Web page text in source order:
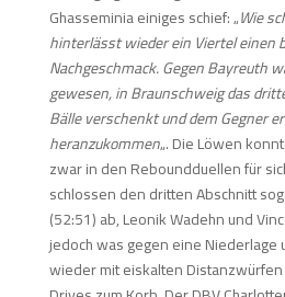
Ghasseminia einiges schief: „Wie
hinterlässt wieder ein Viertel einen
Nachgeschmack. Gegen Bayreuth
gewesen, in Braunschweig das
Bälle verschenkt und dem Gegner
heranzukommen„. Die Löwen
zwar in den Reboundduellen für
schlossen den dritten Abschnitt
(52:51) ab, Leonik Wadehn und
jedoch was gegen eine
wieder mit eiskalten